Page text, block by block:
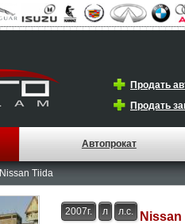
Продать
Продать
Автопрокат
Nissan Tiida
2007г. л л.с. Nissan